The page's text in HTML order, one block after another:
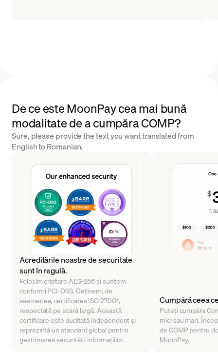
De ce este MoonPay cea mai bună
modalitate de a cumpăra COMP?
Sure, please provide the text you want translated from
English to Romanian.
Acreditările noastre de securitate
sunt în regulă.
Folosim criptare AES-256 și suntem
conformi PCI-DSS. Deținem, de
asemenea, certificarea ISO 27001,
respectată pe scară largă. Această
certificare este auditată independent și
reprezintă un standard global pentru
gestionarea securității informațiilor.
Cumpără ceea
Puteți cumpăra
mici sau mari.
de COMP pentru
MoonPay.